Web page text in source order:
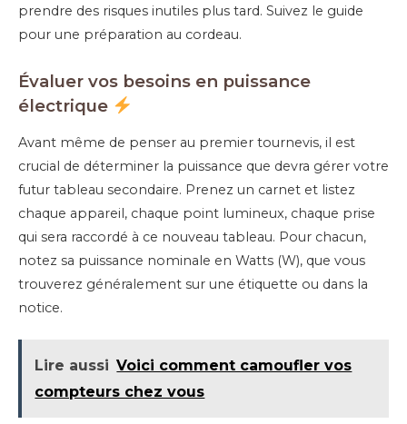
prendre des risques inutiles plus tard. Suivez le guide
pour une préparation au cordeau.
Évaluer vos besoins en puissance
électrique
Avant même de penser au premier tournevis, il est
crucial de déterminer la puissance que devra gérer votre
futur tableau secondaire. Prenez un carnet et listez
chaque appareil, chaque point lumineux, chaque prise
qui sera raccordé à ce nouveau tableau. Pour chacun,
notez sa puissance nominale en Watts (W), que vous
trouverez généralement sur une étiquette ou dans la
notice.
Lire aussi Voici comment camoufler vos
compteurs chez vous